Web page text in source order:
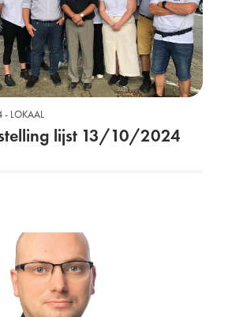
- LOKAAL
lijst 13/10/2024